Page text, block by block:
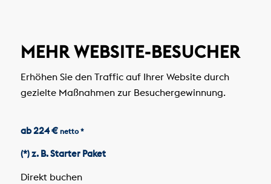
MEHR WEBSITE-BESUCHER
Erhöhen Sie den Traffic auf Ihrer Website durch
gezielte Maßnahmen zur Besuchergewinnung.
ab 224 € netto *
(*) z. B. Starter Paket
Direkt buchen